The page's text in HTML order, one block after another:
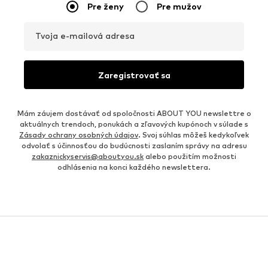
Pre ženy Pre mužov
Tvoja e-mailová adresa
Zaregistrovať sa
Mám záujem dostávať od spoločnosti ABOUT YOU newslettre o
aktuálnych trendoch, ponukách a zľavových kupónoch v súlade s
Zásady ochrany osobných údajov. Svoj súhlas môžeš kedykoľvek
odvolať s účinnosťou do budúcnosti zaslaním správy na adresu
zakaznickyservis@aboutyou.sk alebo použitím možnosti
odhlásenia na konci každého newslettera.